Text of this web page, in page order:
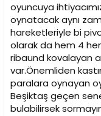
oyuncuya
oynatacak aynı
hareketleriyle bi
olarak da hem 4
ribaund kovalayan
var.Önemliden
paralara oynayan
Beşiktaş geçen
bulabilirsek